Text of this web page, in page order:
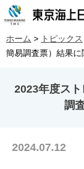
ホーム > トピックス
簡易調査票）結果
2023年度ス
調
2024.07.12